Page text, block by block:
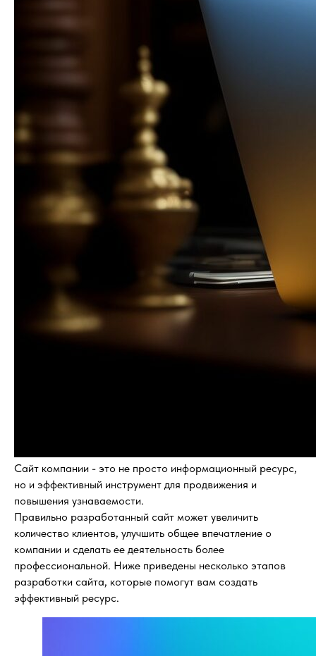
Сайт компании - это не просто информационный ресурс,
но и эффективный инструмент для продвижения и
повышения узнаваемости.
Правильно разработанный сайт может увеличить
количество клиентов, улучшить общее впечатление о
компании и сделать ее деятельность более
профессиональной. Ниже приведены несколько этапов
разработки сайта, которые помогут вам создать
эффективный ресурс.